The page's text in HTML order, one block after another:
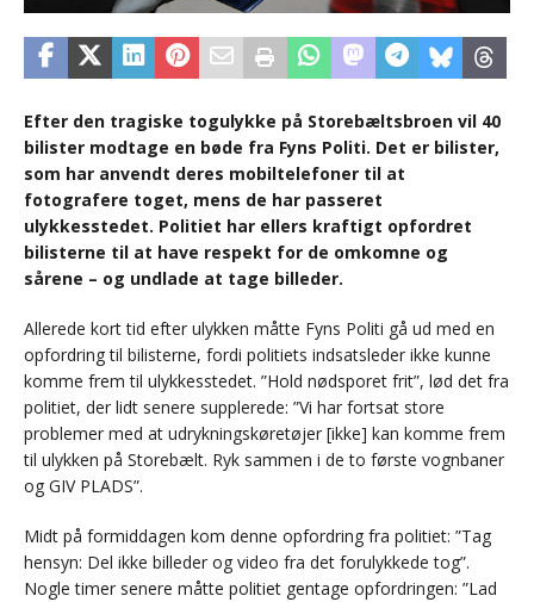
Efter den tragiske togulykke på Storebæltsbroen vil 40
bilister modtage en bøde fra Fyns Politi. Det er bilister,
som har anvendt deres mobiltelefoner til at
fotografere toget, mens de har passeret
ulykkesstedet. Politiet har ellers kraftigt opfordret
bilisterne til at have respekt for de omkomne og
sårene – og undlade at tage billeder.
Allerede kort tid efter ulykken måtte Fyns Politi gå ud med en
opfordring til bilisterne, fordi politiets indsatsleder ikke kunne
komme frem til ulykkesstedet. ”Hold nødsporet frit”, lød det fra
politiet, der lidt senere supplerede: ”Vi har fortsat store
problemer med at udrykningskøretøjer [ikke] kan komme frem
til ulykken på Storebælt. Ryk sammen i de to første vognbaner
og GIV PLADS”.
Midt på formiddagen kom denne opfordring fra politiet: ”Tag
hensyn: Del ikke billeder og video fra det forulykkede tog”.
Nogle timer senere måtte politiet gentage opfordringen: ”Lad